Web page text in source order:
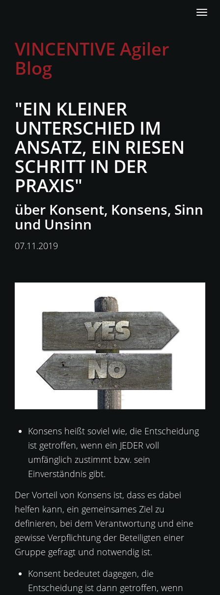
contentVINCENTIVE Agiler
Blog
"EIN KLEINER
UNTERSCHIED IM
ANSATZ, EIN RIESEN
SCHRITT IN DER
PRAXIS"
über Konsent, Konsens, Sinn
und Unsinn
07.11.2019
Konsens heißt soviel wie, die Entscheidung
ist getroffen, wenn ein JEDER voll
umfänglich zustimmt bzw. sein
Einverständnis gibt.
Der Vorteil von Konsens ist, dass es dabei
helfen kann, ein gemeinsames Ziel zu
definieren, bei dem Verantwortung und eine
gewisse Verpflichtung der Beteiligten einer
Gruppe gefragt und notwendig ist.
Konsent bedeutet dagegen, die
Entscheidung ist dann getroffen, wenn